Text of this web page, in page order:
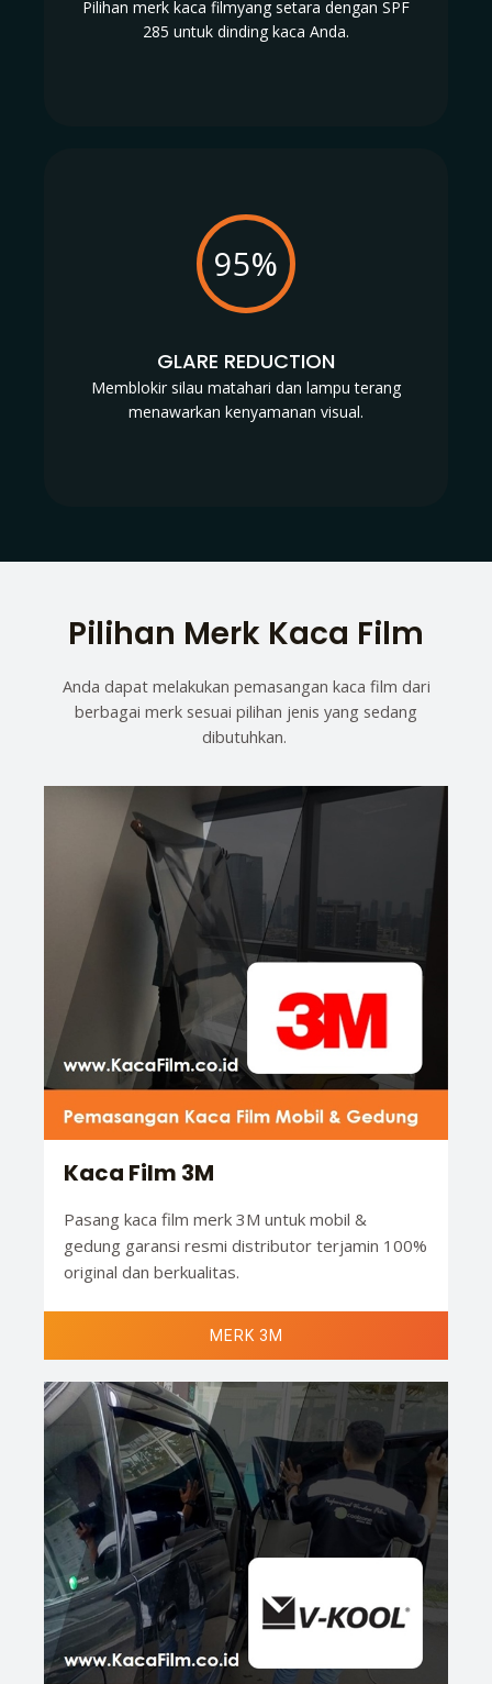
Pilihan merk kaca filmyang setara dengan SPF
285 untuk dinding kaca Anda.
95%
GLARE REDUCTION
Memblokir silau matahari dan lampu terang
menawarkan kenyamanan visual.
Pilihan Merk Kaca Film
Anda dapat melakukan pemasangan kaca film dari
berbagai merk sesuai pilihan jenis yang sedang
dibutuhkan.
Kaca Film 3M
Pasang kaca film merk 3M untuk mobil &
gedung garansi resmi distributor terjamin 100%
original dan berkualitas.
MERK 3M